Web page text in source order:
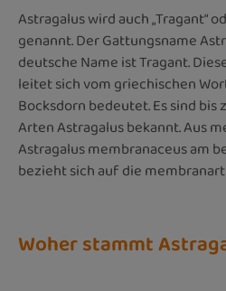
Astragalus wird auch „Tragant“
genannt. Der Gattungsname
deutsche Name ist Tragant.
leitet sich vom griechischen
Bocksdorn bedeutet. Es sind
Arten Astragalus bekannt. Aus
Astragalus membranaceus am
bezieht sich auf die
Woher stammt